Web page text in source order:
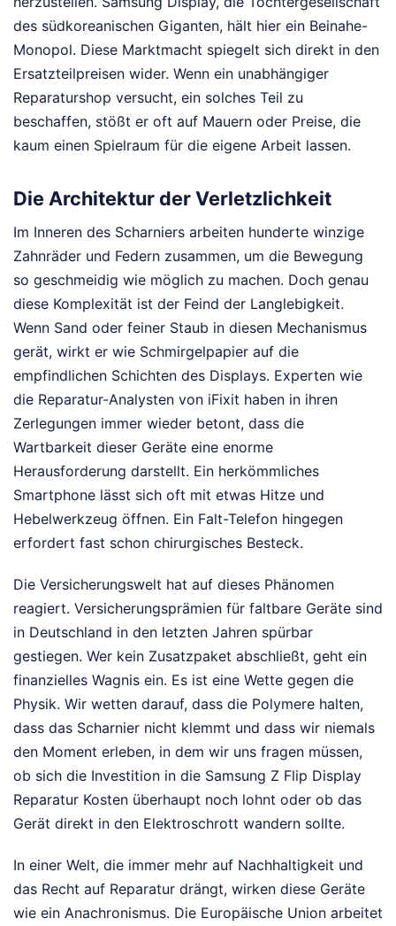
des südkoreanischen Giganten, hält hier ein Beinahe-
Monopol. Diese Marktmacht spiegelt sich direkt in den
Ersatzteilpreisen wider. Wenn ein unabhängiger
Reparaturshop versucht, ein solches Teil zu
beschaffen, stößt er oft auf Mauern oder Preise, die
kaum einen Spielraum für die eigene Arbeit lassen.
Die Architektur der Verletzlichkeit
Im Inneren des Scharniers arbeiten hunderte winzige
Zahnräder und Federn zusammen, um die Bewegung
so geschmeidig wie möglich zu machen. Doch genau
diese Komplexität ist der Feind der Langlebigkeit.
Wenn Sand oder feiner Staub in diesen Mechanismus
gerät, wirkt er wie Schmirgelpapier auf die
empfindlichen Schichten des Displays. Experten wie
die Reparatur-Analysten von iFixit haben in ihren
Zerlegungen immer wieder betont, dass die
Wartbarkeit dieser Geräte eine enorme
Herausforderung darstellt. Ein herkömmliches
Smartphone lässt sich oft mit etwas Hitze und
Hebelwerkzeug öffnen. Ein Falt-Telefon hingegen
erfordert fast schon chirurgisches Besteck.
Die Versicherungswelt hat auf dieses Phänomen
reagiert. Versicherungsprämien für faltbare Geräte sind
in Deutschland in den letzten Jahren spürbar
gestiegen. Wer kein Zusatzpaket abschließt, geht ein
finanzielles Wagnis ein. Es ist eine Wette gegen die
Physik. Wir wetten darauf, dass die Polymere halten,
dass das Scharnier nicht klemmt und dass wir niemals
den Moment erleben, in dem wir uns fragen müssen,
ob sich die Investition in die Samsung Z Flip Display
Reparatur Kosten überhaupt noch lohnt oder ob das
Gerät direkt in den Elektroschrott wandern sollte.
In einer Welt, die immer mehr auf Nachhaltigkeit und
das Recht auf Reparatur drängt, wirken diese Geräte
wie ein Anachronismus. Die Europäische Union arbeitet